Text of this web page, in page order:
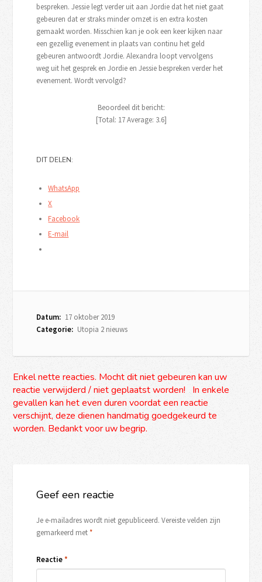
bespreken. Jessie legt verder uit aan Jordie dat het niet gaat
gebeuren dat er straks minder omzet is en extra kosten
gemaakt worden. Misschien kan je ook een keer kijken naar
een gezellig evenement in plaats van continu het geld
gebeuren antwoordt Jordie. Alexandra loopt vervolgens
weg uit het gesprek en Jordie en Jessie bespreken verder het
evenement. Wordt vervolgd?
Beoordeel dit bericht:
[Total: 17Average: 3.6]
DIT DELEN:
WhatsApp
X
Facebook
E-mail
Datum: 17 oktober 2019
Categorie: Utopia 2 nieuws
Enkel nette reacties. Mocht dit niet gebeuren kan uw
reactie verwijderd / niet geplaatst worden! In enkele
gevallen kan het even duren voordat een reactie
verschijnt, deze dienen handmatig goedgekeurd te
worden. Bedankt voor uw begrip.
Geef een reactie
Je e-mailadres wordt niet gepubliceerd. Vereiste velden zijn
gemarkeerd met*
Reactie*